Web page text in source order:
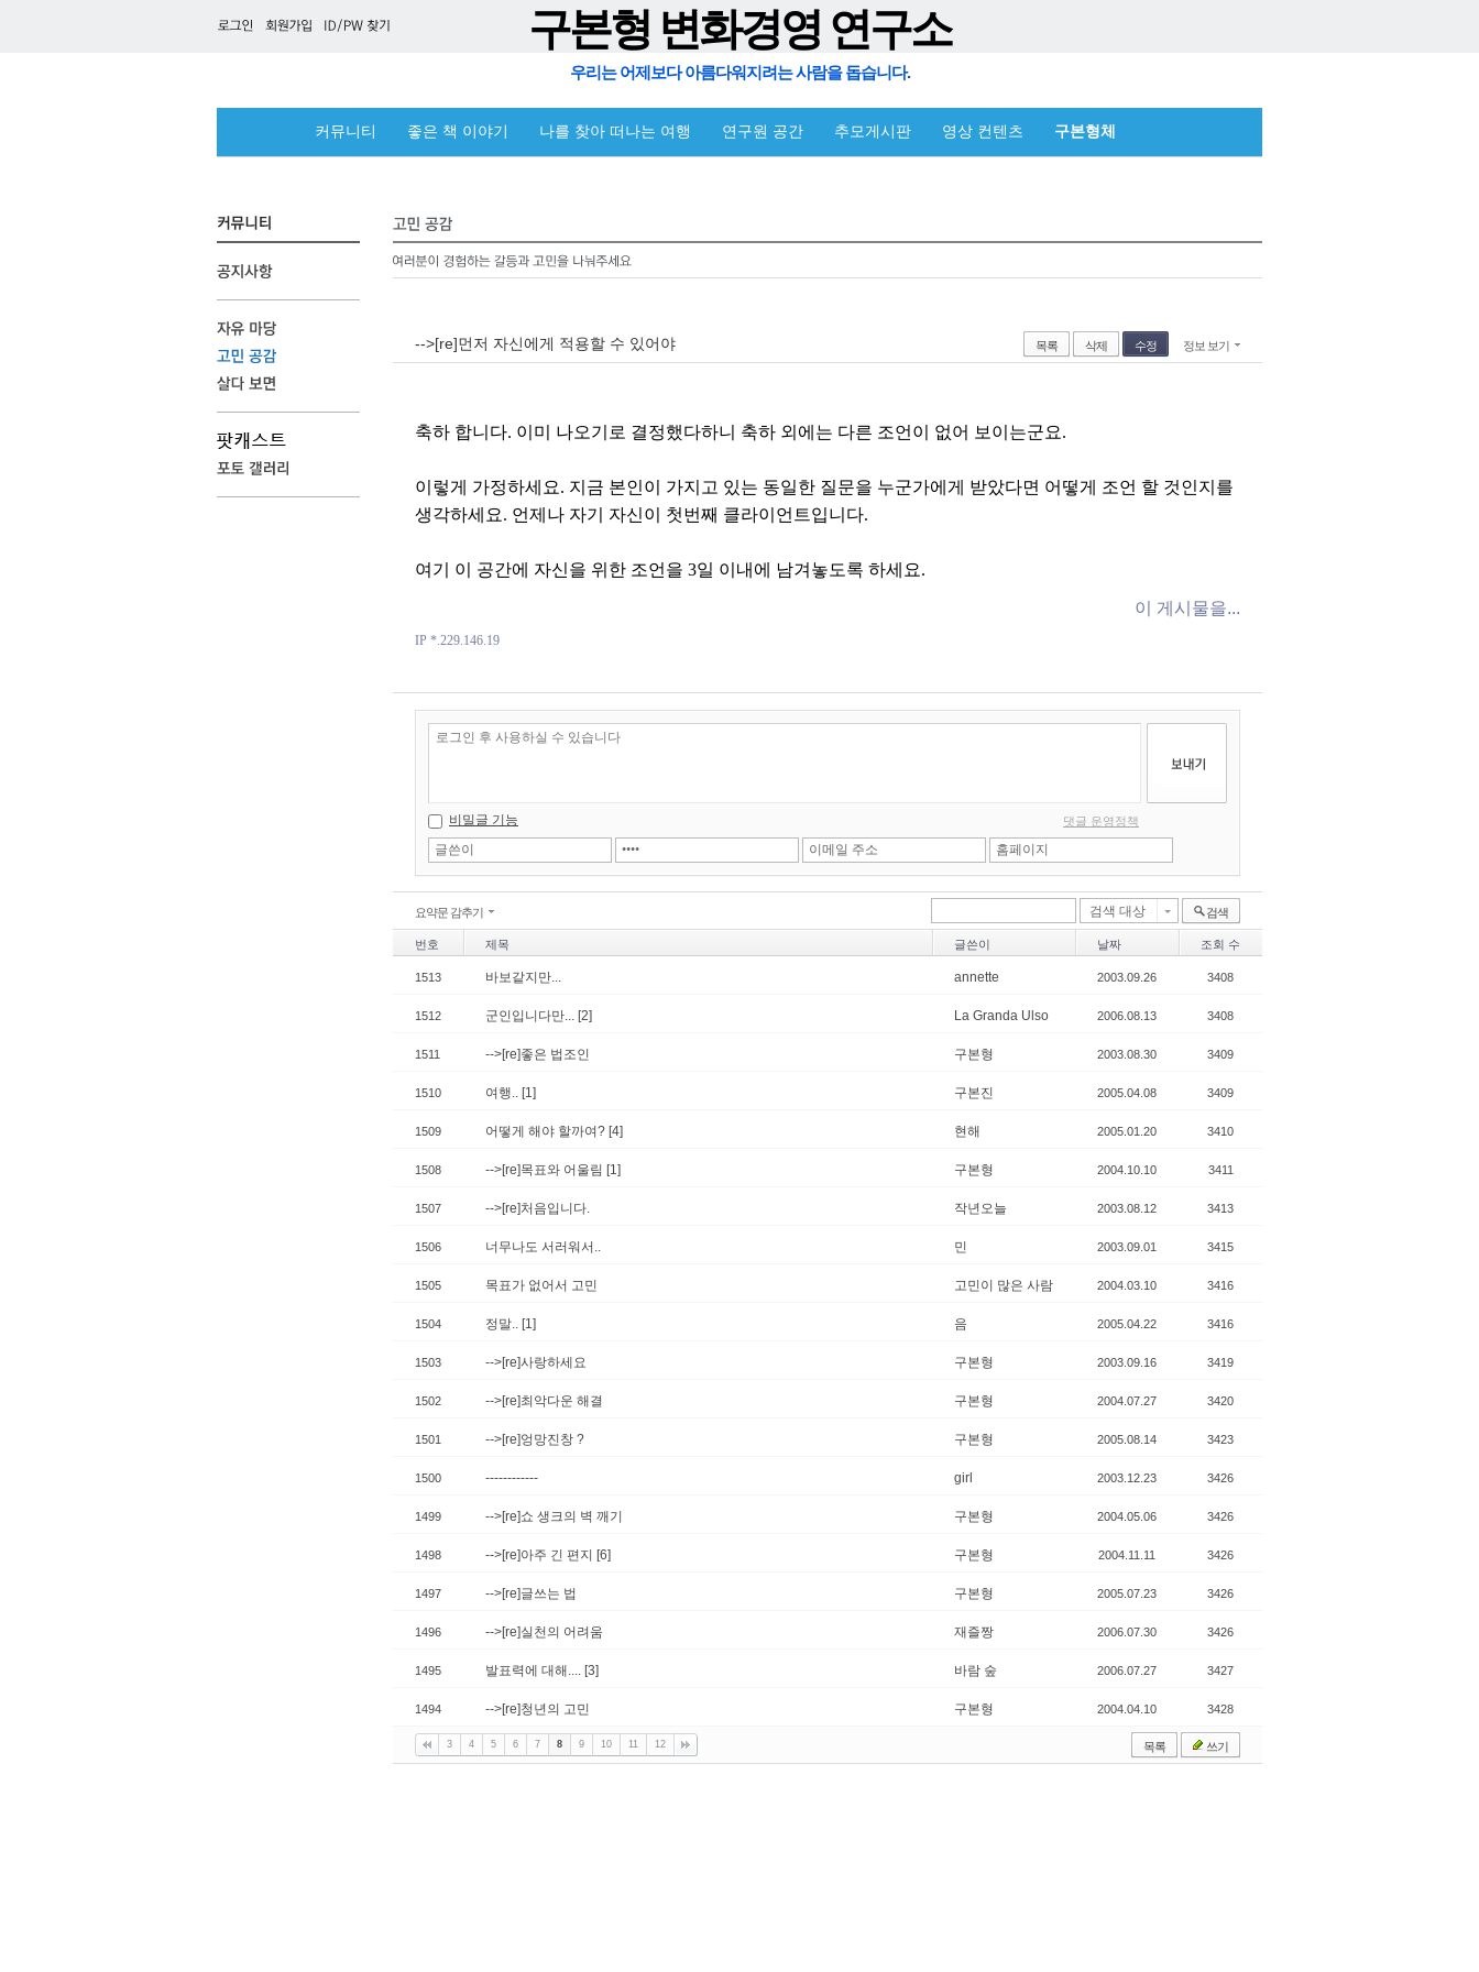
구본형 변화경영 연구소
우리는 어제보다 아름다워지려는 사람을 돕습니다.
커뮤니티 좋은 책 이야기 나를 찾아 떠나는 여행 연구원 공간 추모게시판 영상 컨텐츠 구본형체
-->[re]먼저 자신에게 적용할 수 있어야 목록 삭제 수정 정보 보기
축하 합니다. 이미 나오기로 결정했다하니 축하 외에는 다른 조언이 없어 보이는군요.
이렇게 가정하세요. 지금 본인이 가지고 있는 동일한 질문을 누군가에게 받았다면 어떻게 조언 할 것인지를
생각하세요. 언제나 자기 자신이 첫번째 클라이언트입니다.
여기 이 공간에 자신을 위한 조언을 3일 이내에 남겨놓도록 하세요.
이 게시물을...
IP *.229.146.19
비밀글 기능 댓글 운영정책
요약문 감추기 검색 대상 검색
번호 제목 글쓴이 날짜 조회 수
1513 바보같지만... annette 2003.09.26 3408
1512 군인입니다만... [2] La Granda Ulso 2006.08.13 3408
1511 -->[re]좋은 법조인 구본형 2003.08.30 3409
1510 여행.. [1] 구본진 2005.04.08 3409
1509 어떻게 해야 할까여? [4] 현해 2005.01.20 3410
1508 -->[re]목표와 어울림 [1] 구본형 2004.10.10 3411
1507 -->[re]처음입니다. 작년오늘 2003.08.12 3413
1506 너무나도 서러워서.. 민 2003.09.01 3415
1505 목표가 없어서 고민 고민이 많은 사람 2004.03.10 3416
1504 정말.. [1] 음 2005.04.22 3416
1503 -->[re]사랑하세요 구본형 2003.09.16 3419
1502 -->[re]최악다운 해결 구본형 2004.07.27 3420
1501 -->[re]엉망진창 ? 구본형 2005.08.14 3423
1500 ------------ girl 2003.12.23 3426
1499 -->[re]쇼 생크의 벽 깨기 구본형 2004.05.06 3426
1498 -->[re]아주 긴 편지 [6] 구본형 2004.11.11 3426
1497 -->[re]글쓰는 법 구본형 2005.07.23 3426
1496 -->[re]실천의 어려움 재즐짱 2006.07.30 3426
1495 발표력에 대해.... [3] 바람 숲 2006.07.27 3427
1494 -->[re]청년의 고민 구본형 2004.04.10 3428
3 4 5 6 7 8 9 10 11 12 목록 쓰기